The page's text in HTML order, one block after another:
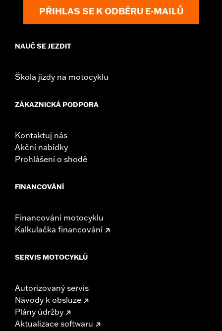
PŘIHLAS SE K ODBĚRU E-MAILŮ
NAUČ SE JEZDIT
Škola jízdy na motocyklu
ZÁKAZNICKÁ PODPORA
Kontaktuj nás
Akční nabídky
Prohlášení o shodě
FINANCOVÁNÍ
Financování motocyklu
Kalkulačka financování
SERVIS MOTOCYKLŮ
Autorizovaný servis
Návody k obsluze
Plány údržby
Aktualizace softwaru